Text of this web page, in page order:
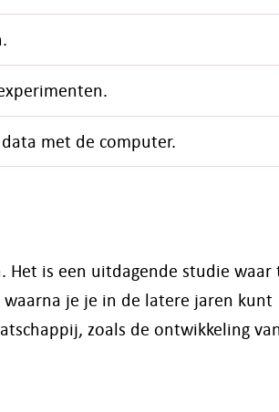
met de computer.
is een uitdagende studie waar
je je in de latere jaren kunt
zoals de ontwikkeling van